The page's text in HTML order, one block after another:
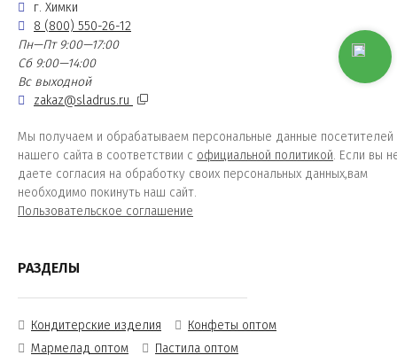
г. Химки
8 (800) 550-26-12
Пн—Пт 9:00—17:00
Сб 9:00—14:00
Вс выходной
zakaz@sladrus.ru
Мы получаем и обрабатываем персональные данные посетителей
нашего сайта в соответствии с официальной политикой. Если вы
даете согласия на обработку своих персональных данных,вам
необходимо покинуть наш сайт.
Пользовательское соглашение
РАЗДЕЛЫ
Кондитерские изделия
Конфеты оптом
Мармелад оптом
Пастила оптом